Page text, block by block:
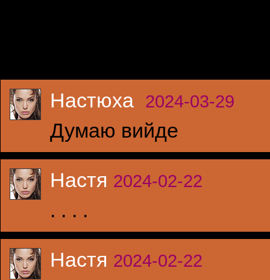
Настюха 2024-03-29
Думаю вийде
Настя 2024-02-22
. . . .
Настя 2024-02-22